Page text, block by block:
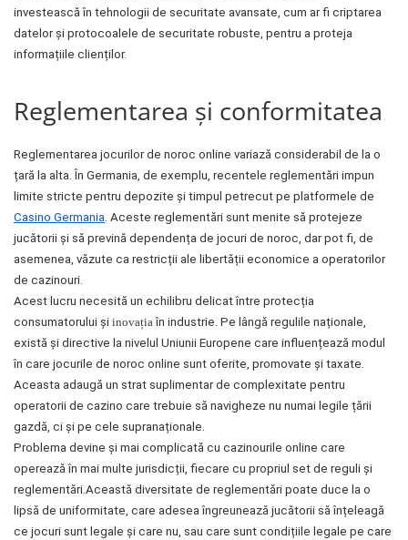
investească în tehnologii de securitate avansate, cum ar fi criptarea
datelor și protocoalele de securitate robuste, pentru a proteja
informațiile clienților.
Reglementarea și conformitatea
Reglementarea jocurilor de noroc online variază considerabil de la o
țară la alta. În Germania, de exemplu, recentele reglementări impun
limite stricte pentru depozite și timpul petrecut pe platformele de
Casino Germania. Aceste reglementări sunt menite să protejeze
jucătorii și să prevină dependența de jocuri de noroc, dar pot fi, de
asemenea, văzute ca restricții ale libertății economice a operatorilor
de cazinouri.
Acest lucru necesită un echilibru delicat între protecția
consumatorului și inovațiaîn industrie. Pe lângă regulile naționale,
există și directive la nivelul Uniunii Europene care influențează modul
în care jocurile de noroc online sunt oferite, promovate și taxate.
Aceasta adaugă un strat suplimentar de complexitate pentru
operatorii de cazino care trebuie să navigheze nu numai legile țării
gazdă, ci și pe cele supranaționale.
Problema devine și mai complicată cu cazinourile online care
operează în mai multe jurisdicții, fiecare cu propriul set de reguli și
reglementări.Această diversitate de reglementări poate duce la o
lipsă de uniformitate, care adesea îngreunează jucătorii să înțeleagă
ce jocuri sunt legale și care nu, sau care sunt condițiile legale pe care